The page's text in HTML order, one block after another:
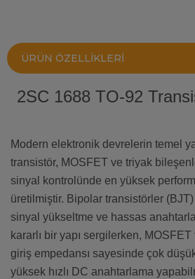
ÜRÜN ÖZELLIKLERI
2SC 1688 TO-92
Modern elektronik devrelerin temel
transistör, MOSFET ve triyak
sinyal kontrolünde en yüksek
üretilmiştir. Bipolar transistörler
sinyal yükseltme ve hassas
kararlı bir yapı sergilerken,
giriş empedansı sayesinde çok
yüksek hızlı DC anahtarlama